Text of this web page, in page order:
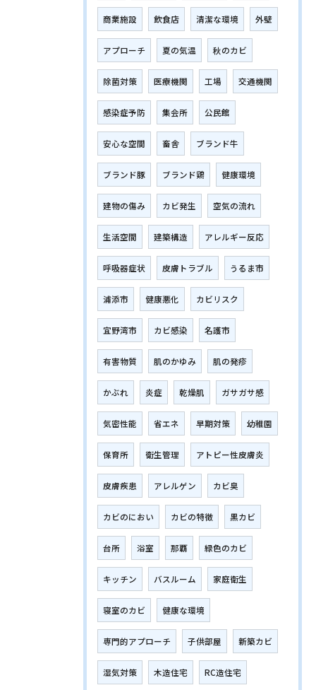
商業施設 飲食店 清潔な環境 外壁
アプローチ 夏の気温 秋のカビ
除菌対策 医療機関 工場 交通機関
感染症予防 集会所 公民館
安心な空間 畜舎 ブランド牛
ブランド豚 ブランド鶏 健康環境
建物の傷み カビ発生 空気の流れ
生活空間 建築構造 アレルギー反応
呼吸器症状 皮膚トラブル うるま市
浦添市 健康悪化 カビリスク
宜野湾市 カビ感染 名護市
有害物質 肌のかゆみ 肌の発疹
かぶれ 炎症 乾燥肌 ガサガサ感
気密性能 省エネ 早期対策 幼稚園
保育所 衛生管理 アトピー性皮膚炎
皮膚疾患 アレルゲン カビ臭
カビのにおい カビの特徴 黒カビ
台所 浴室 那覇 緑色のカビ
キッチン バスルーム 家庭衛生
寝室のカビ 健康な環境
専門的アプローチ 子供部屋 新築カビ
湿気対策 木造住宅 RC造住宅